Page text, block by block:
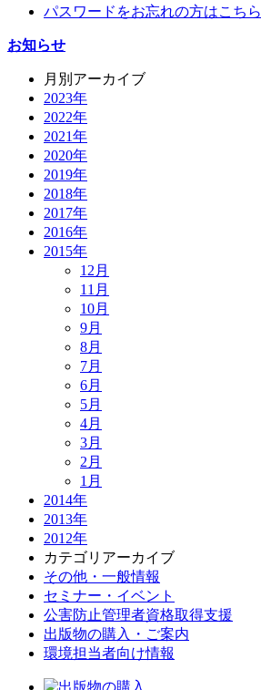
パスワードをお忘れの方はこちら
お知らせ
月別アーカイブ
2023年
2022年
2021年
2020年
2019年
2018年
2017年
2016年
2015年
12月
11月
10月
9月
8月
7月
6月
5月
4月
3月
2月
1月
2014年
2013年
2012年
カテゴリアーカイブ
その他・一般情報
セミナー・イベント
公害防止管理者資格取得支援
出版物の購入・ご案内
環境担当者向け情報